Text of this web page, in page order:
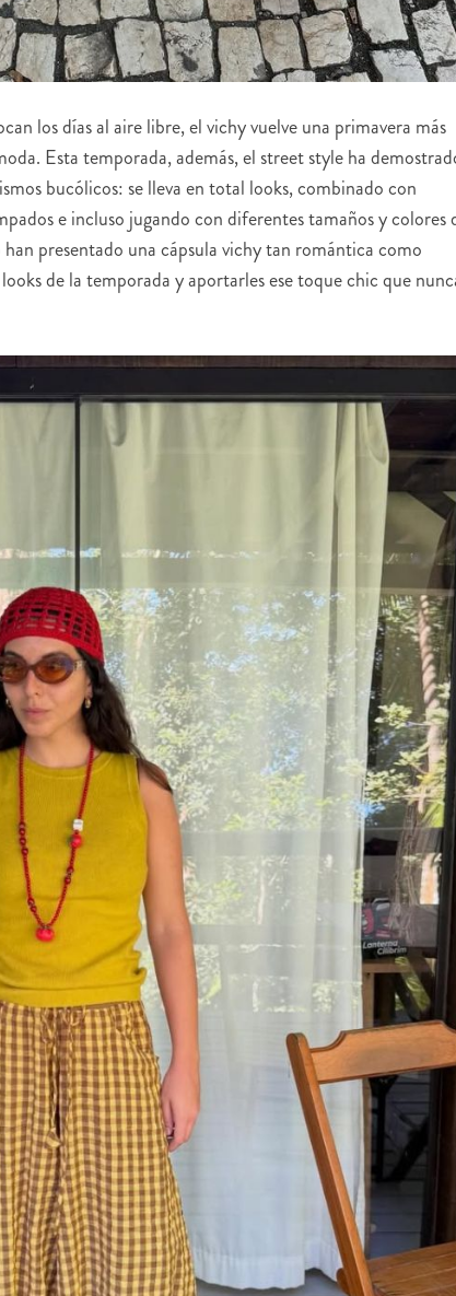
los días al aire libre, el vichy vuelve una primavera más
Esta temporada, además, el street style ha
bucólicos: se lleva en total looks, combinado con
e incluso jugando con diferentes tamaños y colores
han presentado una cápsula vichy tan romántica como
de la temporada y aportarles ese toque chic que